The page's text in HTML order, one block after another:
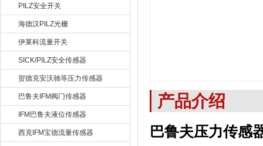
PILZ安全开关
海德汉PILZ光栅
伊莱科流量开关
SICK/PILZ安全传感器
贺德克安沃驰等压力传感器
巴鲁夫IFM阀门传感器
IFM巴鲁夫液位传感器
西克IFM宝德流量传感器
产品介绍
巴鲁夫压力传感